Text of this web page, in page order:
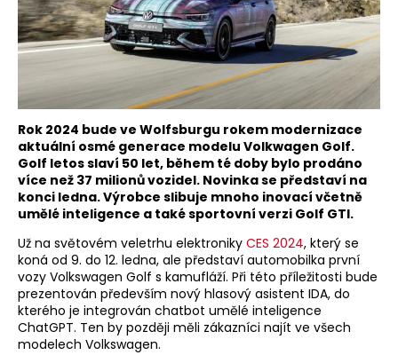
Rok 2024 bude ve Wolfsburgu rokem modernizace
aktuální osmé generace modelu Volkwagen Golf.
Golf letos slaví 50 let, během té doby bylo prodáno
více než 37 milionů vozidel. Novinka se představí na
konci ledna. Výrobce slibuje mnoho inovací včetně
umělé inteligence a také sportovní verzi Golf GTI.
Už na světovém veletrhu elektroniky CES 2024, který se
koná od 9. do 12. ledna, ale představí automobilka první
vozy Volkswagen Golf s kamufláží. Při této příležitosti bude
prezentován především nový hlasový asistent IDA, do
kterého je integrován chatbot umělé inteligence
ChatGPT. Ten by později měli zákazníci najít ve všech
modelech Volkswagen.